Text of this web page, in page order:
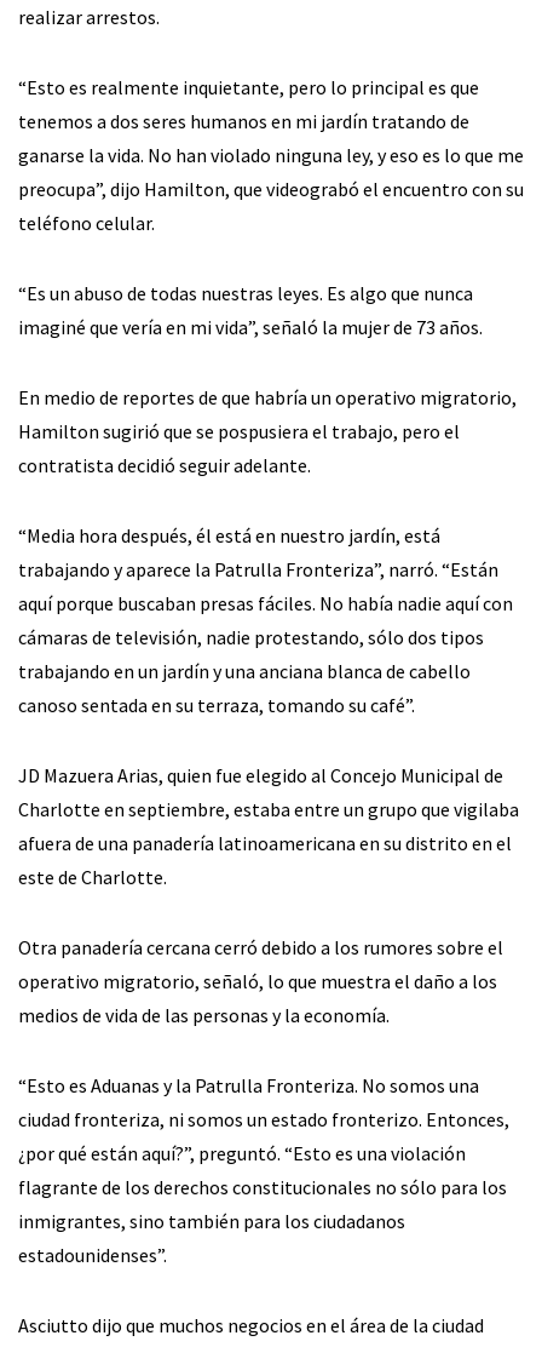
realizar arrestos.
“Esto es realmente inquietante, pero lo principal es que
tenemos a dos seres humanos en mi jardín tratando de
ganarse la vida. No han violado ninguna ley, y eso es lo que me
preocupa”, dijo Hamilton, que videograbó el encuentro con su
teléfono celular.
“Es un abuso de todas nuestras leyes. Es algo que nunca
imaginé que vería en mi vida”, señaló la mujer de 73 años.
En medio de reportes de que habría un operativo migratorio,
Hamilton sugirió que se pospusiera el trabajo, pero el
contratista decidió seguir adelante.
“Media hora después, él está en nuestro jardín, está
trabajando y aparece la Patrulla Fronteriza”, narró. “Están
aquí porque buscaban presas fáciles. No había nadie aquí con
cámaras de televisión, nadie protestando, sólo dos tipos
trabajando en un jardín y una anciana blanca de cabello
canoso sentada en su terraza, tomando su café”.
JD Mazuera Arias, quien fue elegido al Concejo Municipal de
Charlotte en septiembre, estaba entre un grupo que vigilaba
afuera de una panadería latinoamericana en su distrito en el
este de Charlotte.
Otra panadería cercana cerró debido a los rumores sobre el
operativo migratorio, señaló, lo que muestra el daño a los
medios de vida de las personas y la economía.
“Esto es Aduanas y la Patrulla Fronteriza. No somos una
ciudad fronteriza, ni somos un estado fronterizo. Entonces,
¿por qué están aquí?”, preguntó. “Esto es una violación
flagrante de los derechos constitucionales no sólo para los
inmigrantes, sino también para los ciudadanos
estadounidenses”.
Asciutto dijo que muchos negocios en el área de la ciudad